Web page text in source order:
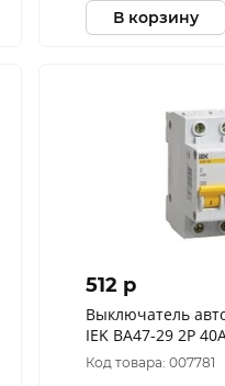
В корзину
512 p
Выключатель
IEK ВА47-29 2Р
MVA20-2-040-C
Код товара: 007781